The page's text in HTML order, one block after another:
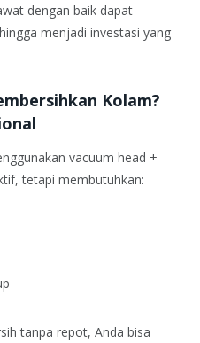
dengan baik dapat
menjadi investasi yang
Kolam?
vacuum head +
tetapi membutuhkan:
tanpa repot, Anda bisa